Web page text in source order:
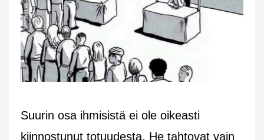
Suurin osa ihmisistä ei ole oikeasti
kiinnostunut totuudesta. He tahtovat vain